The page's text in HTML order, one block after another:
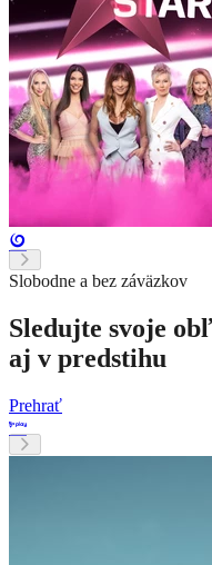
Slobodne a bez záväzkov
Sledujte svoje
aj v predstihu
Prehrať